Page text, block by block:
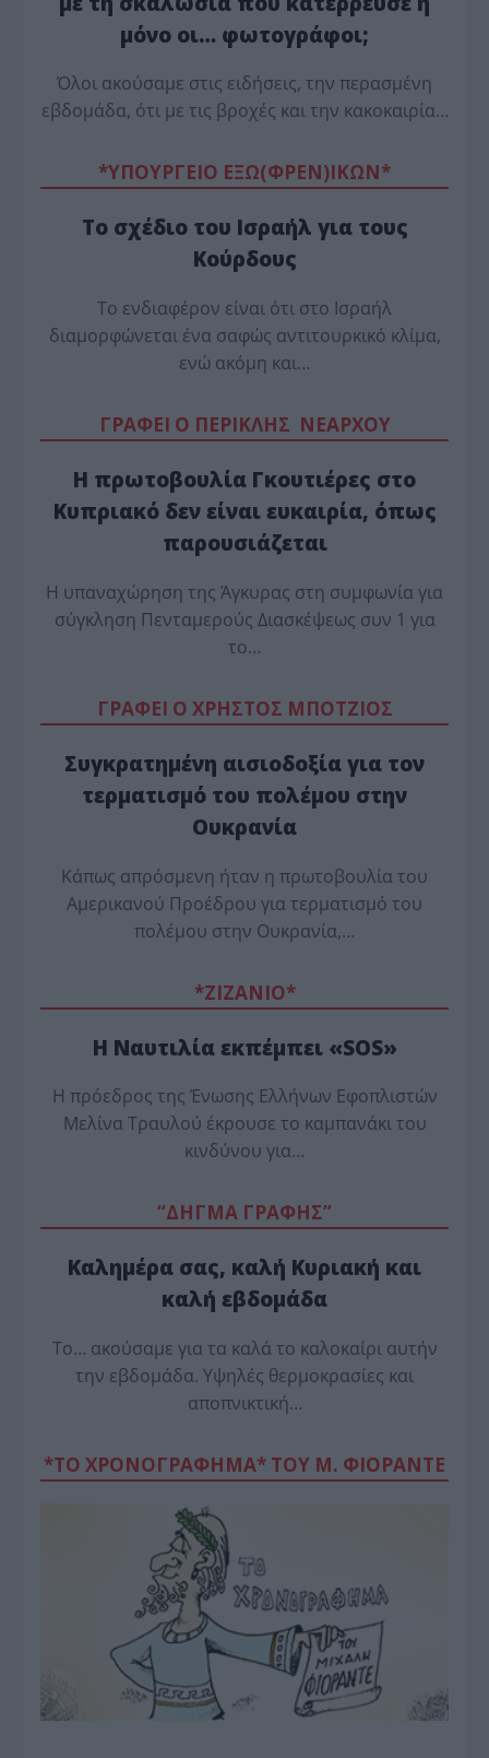
μόνο οι… φωτογράφοι;
Όλοι ακούσαμε στις ειδήσεις, την περασμένη
εβδομάδα, ότι με τις βροχές και την κακοκαιρία…
*ΥΠΟΥΡΓΕΙΟ ΕΞΩ(ΦΡΕΝ)ΙΚΩΝ*
Το σχέδιο του Ισραήλ για τους
Κούρδους
Το ενδιαφέρον είναι ότι στο Ισραήλ
διαμορφώνεται ένα σαφώς αντιτουρκικό κλίμα,
ενώ ακόμη και…
ΓΡΑΦΕΙ Ο ΠΕΡΙΚΛΗΣ ΝΕΑΡΧΟΥ
Η πρωτοβουλία Γκουτιέρες στο
Κυπριακό δεν είναι ευκαιρία, όπως
παρουσιάζεται
Η υπαναχώρηση της Άγκυρας στη συμφωνία για
σύγκληση Πενταμερούς Διασκέψεως συν 1 για
το…
ΓΡΑΦΕΙ Ο ΧΡΗΣΤΟΣ ΜΠΟΤΖΙΟΣ
Συγκρατημένη αισιοδοξία για τον
τερματισμό του πολέμου στην
Ουκρανία
Κάπως απρόσμενη ήταν η πρωτοβουλία του
Αμερικανού Προέδρου για τερματισμό του
πολέμου στην Ουκρανία,…
*ZΙΖΑΝΙΟ*
Η Ναυτιλία εκπέμπει «SOS»
Η πρόεδρος της Ένωσης Ελλήνων Εφοπλιστών
Μελίνα Τραυλού έ­κρουσε το καμπανάκι του
κινδύνου για…
“ΔΗΓΜΑ ΓΡΑΦΗΣ”
Καλημέρα σας, καλή Κυριακή και
καλή εβδομάδα
Το… ακούσαμε για τα καλά το καλοκαίρι αυτήν
την εβδομάδα. Υψηλές θερμοκρασίες και
αποπνικτική…
*ΤΟ ΧΡΟΝΟΓΡΑΦΗΜΑ* ΤΟΥ Μ. ΦΙΟΡΆΝΤΕ